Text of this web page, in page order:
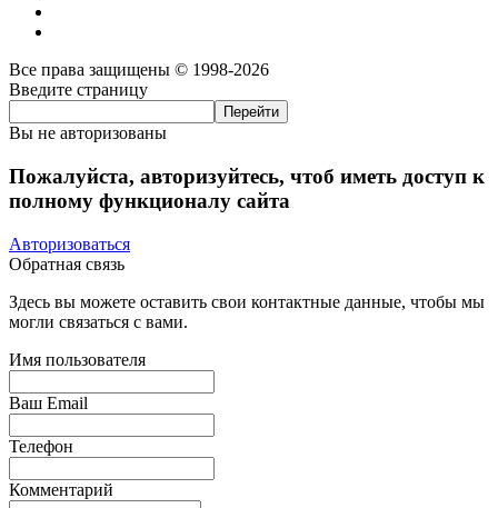
Все права защищены © 1998-2026
Введите страницу
Вы не авторизованы
Пожалуйста, авторизуйтесь, чтоб иметь доступ к
полному функционалу сайта
Авторизоваться
Обратная связь
Здесь вы можете оставить свои контактные данные, чтобы мы
могли связаться с вами.
Имя пользователя
Ваш Email
Телефон
Комментарий